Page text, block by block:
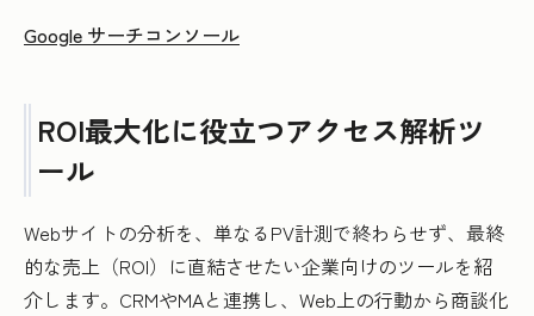
Google サーチコンソール
ROI最大化に役立つアクセス解析ツ
ール
Webサイトの分析を、単なるPV計測で終わらせず、最終
的な売上（ROI）に直結させたい企業向けのツールを紹
介します。CRMやMAと連携し、Web上の行動から商談化